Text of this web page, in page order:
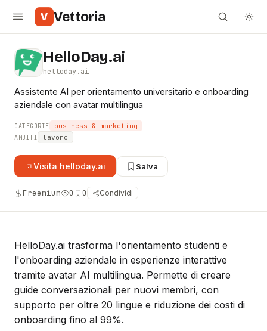
V Vettoria
HelloDay.ai
helloday.ai
Assistente AI per orientamento universitario e onboarding
aziendale con avatar multilingua
CATEGORIE business & marketing
AMBITI lavoro
Visita helloday.ai Salva
Freemium 0 0 Condividi
HelloDay.ai trasforma l'orientamento studenti e
l'onboarding aziendale in esperienze interattive
tramite avatar AI multilingua. Permette di creare
guide conversazionali per nuovi membri, con
supporto per oltre 20 lingue e riduzione dei costi di
onboarding fino al 99%.